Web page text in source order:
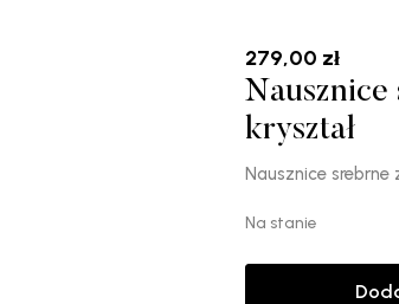
279,00 zł
kryształ
Nausznice srebrne
Na stanie